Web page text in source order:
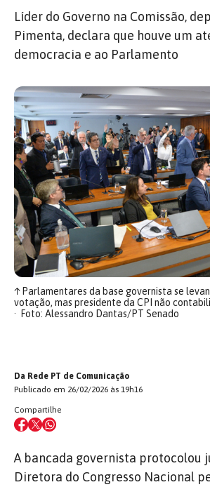
Líder do Governo na Comissão,
Pimenta, declara que houve um
democracia e ao Parlamento
↑Parlamentares da base governista se
votação, mas presidente da CPI não
Foto: Alessandro Dantas/PT Senado
Da Rede PT de Comunicação
Publicado em 26/02/2026 às 19h16
Compartilhe
A bancada governista protocolou
Diretora do Congresso Nacional